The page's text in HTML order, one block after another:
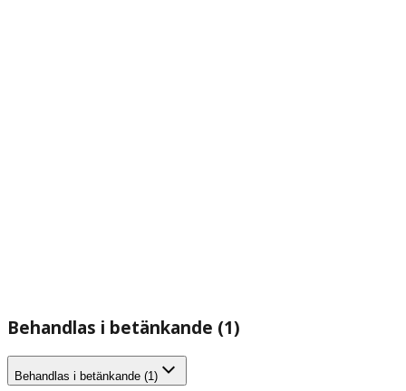
Behandlas i betänkande (1)
Behandlas i betänkande (1)